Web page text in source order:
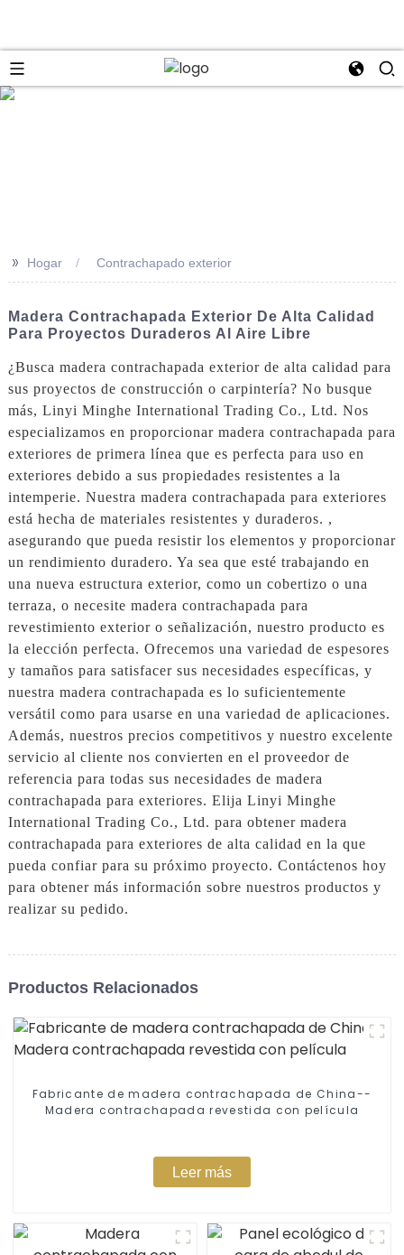
>> Hogar Contrachapado exterior
Madera Contrachapada Exterior De Alta Calidad
Para Proyectos Duraderos Al Aire Libre
¿Busca madera contrachapada exterior de alta calidad para
sus proyectos de construcción o carpintería? No busque
más, Linyi Minghe International Trading Co., Ltd. Nos
especializamos en proporcionar madera contrachapada para
exteriores de primera línea que es perfecta para uso en
exteriores debido a sus propiedades resistentes a la
intemperie. Nuestra madera contrachapada para exteriores
está hecha de materiales resistentes y duraderos. ,
asegurando que pueda resistir los elementos y proporcionar
un rendimiento duradero. Ya sea que esté trabajando en
una nueva estructura exterior, como un cobertizo o una
terraza, o necesite madera contrachapada para
revestimiento exterior o señalización, nuestro producto es
la elección perfecta. Ofrecemos una variedad de espesores
y tamaños para satisfacer sus necesidades específicas, y
nuestra madera contrachapada es lo suficientemente
versátil como para usarse en una variedad de aplicaciones.
Además, nuestros precios competitivos y nuestro excelente
servicio al cliente nos convierten en el proveedor de
referencia para todas sus necesidades de madera
contrachapada para exteriores. Elija Linyi Minghe
International Trading Co., Ltd. para obtener madera
contrachapada para exteriores de alta calidad en la que
pueda confiar para su próximo proyecto. Contáctenos hoy
para obtener más información sobre nuestros productos y
realizar su pedido.
Productos Relacionados
Fabricante de madera contrachapada de China--
Madera contrachapada revestida con película
Leer más